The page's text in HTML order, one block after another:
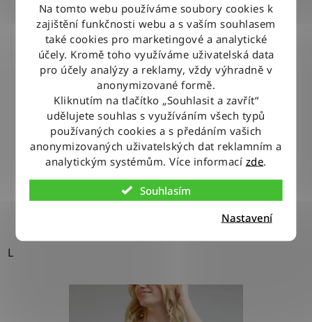
Na tomto webu používáme soubory cookies k
zajištění funkčnosti webu a s vaším souhlasem
také cookies pro marketingové a analytické
účely. Kromě toho využíváme uživatelská data
pro účely analýzy a reklamy, vždy výhradně v
anonymizované formě.
Kliknutím na tlačítko „Souhlasit a zavřít“
udělujete souhlas s využíváním všech typů
používaných cookies a s předáním vašich
anonymizovaných uživatelských dat reklamním a
analytickým systémům. Více informací zde.
Souhlasím
Nastavení
Košile Lee CAMP SHIRT SURF BLUE
1 490 Kč
DETAIL
L